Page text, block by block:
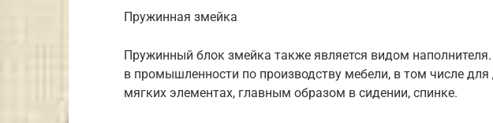
Пружинная змейка
Пружинный блок змейка также является видом
в промышленности по производству мебели, в том числе для
мягких элементах, главным образом в сидении, спинке.